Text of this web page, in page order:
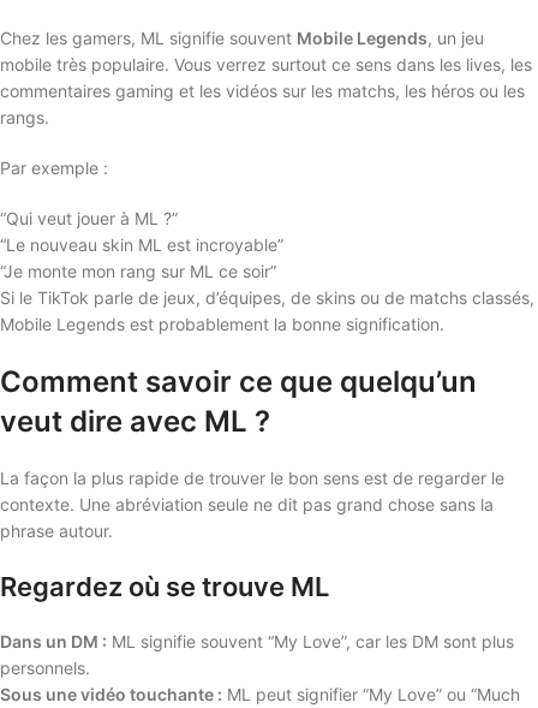
Chez les gamers, ML signifie souvent Mobile Legends, un jeu
mobile très populaire. Vous verrez surtout ce sens dans les lives, les
commentaires gaming et les vidéos sur les matchs, les héros ou les
rangs.
Par exemple :
“Qui veut jouer à ML ?”
“Le nouveau skin ML est incroyable”
“Je monte mon rang sur ML ce soir”
Si le TikTok parle de jeux, d’équipes, de skins ou de matchs classés,
Mobile Legends est probablement la bonne signification.
Comment savoir ce que quelqu’un
veut dire avec ML ?
La façon la plus rapide de trouver le bon sens est de regarder le
contexte. Une abréviation seule ne dit pas grand chose sans la
phrase autour.
Regardez où se trouve ML
Dans un DM : ML signifie souvent “My Love”, car les DM sont plus
personnels.
Sous une vidéo touchante : ML peut signifier “My Love” ou “Much